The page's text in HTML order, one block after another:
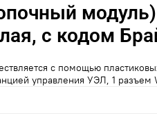
с кодом
с помощью
управления УЭЛ, 1 разъем